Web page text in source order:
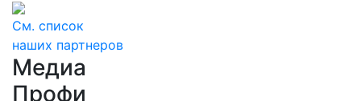
См. список
наших партнеров
Медиа
Профи